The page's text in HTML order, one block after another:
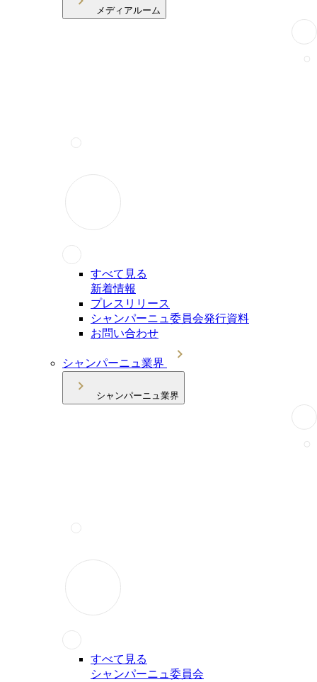
メディアルーム
すべて見る
新着情報
プレスリリース
シャンパーニュ委員会発行資料
お問い合わせ
シャンパーニュ業界
シャンパーニュ業界
すべて見る
シャンパーニュ委員会